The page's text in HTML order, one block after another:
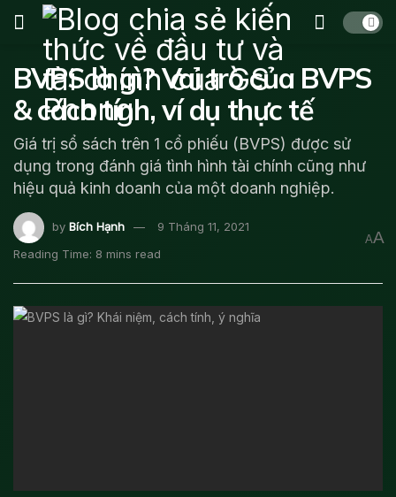
BVPS là gì? Vai trò của BVPS
& cách tính, ví dụ thực tế
Giá trị sổ sách trên 1 cổ phiếu (BVPS) được sử
dụng trong đánh giá tình hình tài chính cũng như
hiệu quả kinh doanh của một doanh nghiệp.
by Bích Hạnh
9 Tháng 11, 2021
Reading Time: 8 mins read
AA